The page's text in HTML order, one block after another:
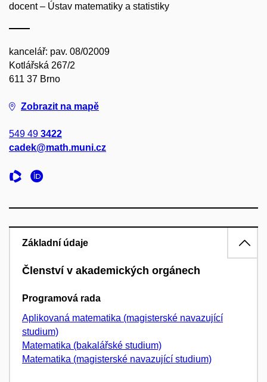
docent – Ústav matematiky a statistiky
kancelář: pav. 08/02009
Kotlářská 267/2
611 37 Brno
Zobrazit na mapě
549 49 3422
cadek@math.muni.cz
Základní údaje
Členství v akademických orgánech
Programová rada
Aplikovaná matematika (magisterské navazující
studium)
Matematika (bakalářské studium)
Matematika (magisterské navazující studium)